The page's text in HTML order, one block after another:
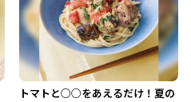
トマトと○○をあえるだけ！夏の